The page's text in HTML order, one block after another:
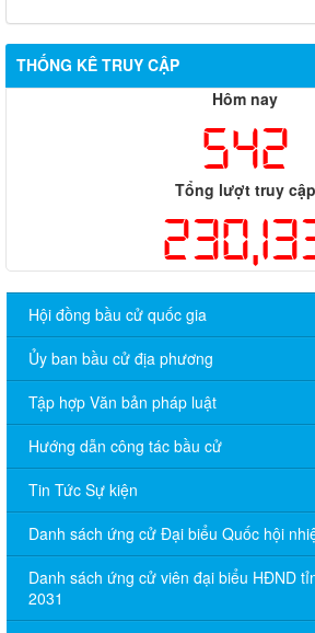
THỐNG KÊ TRUY CẬP
Hôm nay
542
Tổng lượt truy cập
Hội đồng bầu cử quốc gia
Ủy ban bầu cử địa phương
Tập hợp Văn bản pháp luật
Hướng dẫn công tác bầu cử
Tin Tức Sự kiện
Danh sách ứng cử Đại biểu Quốc hội
Danh sách ứng cử viên đại biểu HĐND
2031